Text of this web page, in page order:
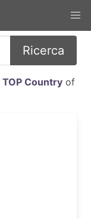
Ricerca
TOP Countryof